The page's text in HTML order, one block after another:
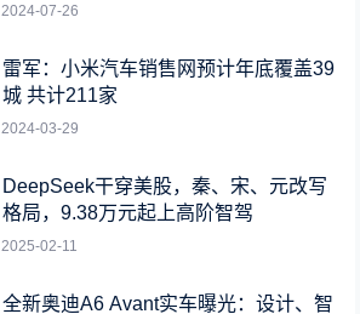
2024-07-26
雷军：小米汽车销售网预计年底覆盖39
城 共计211家
2024-03-29
DeepSeek干穿美股，秦、宋、元改写
格局，9.38万元起上高阶智驾
2025-02-11
全新奥迪A6 Avant实车曝光：设计、智